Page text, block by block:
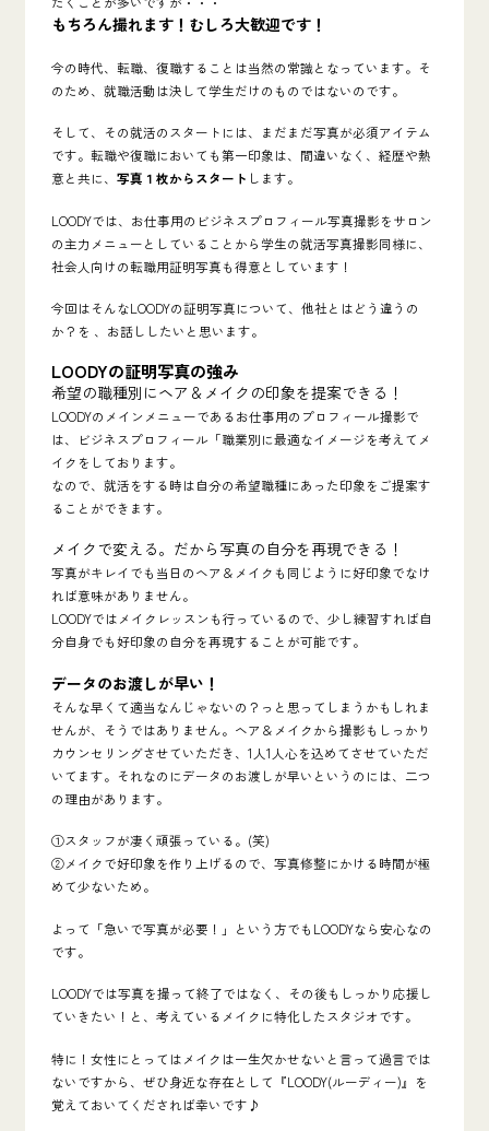
もちろん撮れます！むしろ大歓迎です！
今の時代、転職、復職することは当然の常識となっています。そ
のため、 就職活動は決して学生だけのものではないのです。
そして、その就活のスタートには、まだまだ写真が必須アイテム
です。転職や復職においても第一印象は、間違いなく、経歴や熱
意と共に、 写真１枚からスタート します。
LOODYでは、お仕事用のビジネスプロフィール写真撮影をサロン
の主力メニューとしていることから学生の就活写真撮影同様に、
社会人向けの転職用証明写真も得意としています！
今回はそんなLOODYの証明写真について、他社とはどう違うの
か？を 、お話ししたいと思います。
LOODYの証明写真の強み
希望の職種別にヘア＆メイクの印象を提案できる！
LOODYのメインメニューであるお仕事用のプロフィール撮影で
は、ビジネスプロフィール「職業別に最適なイメージを考えてメ
イクをしております。
なので、就活をする時は自分の希望職種にあった印象をご提案す
ることができます。
メイクで変える。だから写真の自分を再現できる！
写真がキレイでも当日のヘア＆メイクも同じように好印象でなけ
れば意味がありません。
LOODYではメイクレッスンも行っているので、少し練習すれば自
分自身でも好印象の自分を再現することが可能です。
データのお渡しが早い！
そんな早くて適当なんじゃないの？っと思ってしまうかもしれま
せんが、そうではありません。ヘア＆メイクから撮影もしっかり
カウンセリングさせていただき、1人1人心を込めてさせていただ
いてます。それなのにデータのお渡しが早いというのには、二つ
の理由があります。
①スタッフが凄く頑張っている。(笑)
②メイクで好印象を作り上げるので、写真修整にかける時間が極
めて少ないため。
よって「急いで写真が必要！」という方でもLOODYなら安心なの
です。
LOODYでは写真を撮って終了ではなく、その後もしっかり応援し
ていきたい！と、考えているメイクに特化したスタジオです。
特に！女性にとってはメイクは一生欠かせないと言って過言では
ないですから、ぜひ身近な存在として『LOODY(ルーディー)』を
覚えておいてくだされば幸いです♪